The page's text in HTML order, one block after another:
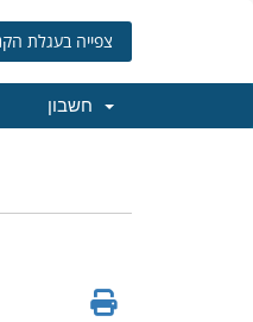
צפייה בעגלת